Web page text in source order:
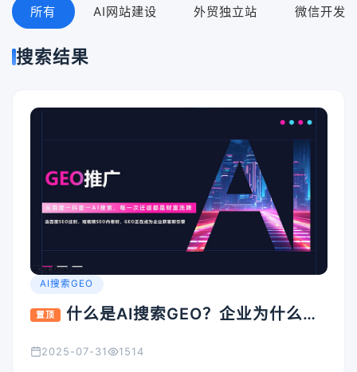
所有 AI网站建设 外贸独立站 微信开发
搜索结果
AI搜索GEO
置顶
什么是AI搜索GEO？企业为什么要
2025-07-31 1514